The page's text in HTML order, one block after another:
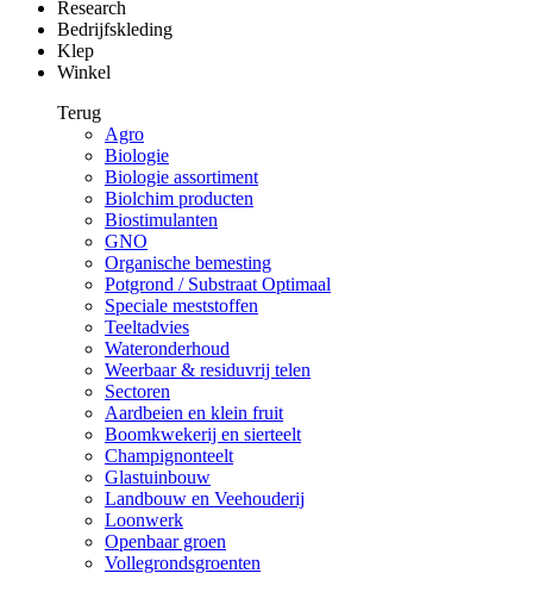
Research
Bedrijfskleding
Klep
Winkel
Terug
Agro
Biologie
Biologie assortiment
Biolchim producten
Biostimulanten
GNO
Organische bemesting
Potgrond / Substraat Optimaal
Speciale meststoffen
Teeltadvies
Wateronderhoud
Weerbaar & residuvrij telen
Sectoren
Aardbeien en klein fruit
Boomkwekerij en sierteelt
Champignonteelt
Glastuinbouw
Landbouw en Veehouderij
Loonwerk
Openbaar groen
Vollegrondsgroenten